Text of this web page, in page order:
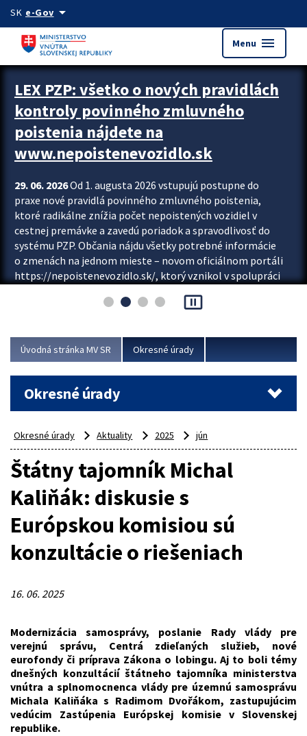
Preskocit na hlavný obsah
SK e-Govarrow_drop_down
Menu menu
Zastavit automatický posun upútavok
LEX PZP: všetko o nových pravidlách
kontroly povinného zmluvného
poistenia nájdete na
www.nepoistenevozidlo.sk
29. 06. 2026Od 1. augusta 2026 vstupujú postupne do
praxe nové pravidlá povinného zmluvného poistenia,
ktoré radikálne znížia počet nepoistených vozidiel v
cestnej premávke a zavedú poriadok a spravodlivosť do
systému PZP. Občania nájdu všetky potrebné informácie
o zmenách na jednom mieste – novom oficiálnom portáli
https://nepoistenevozidlo.sk/, ktorý vznikol v spolupráci
asociácie poisťovní (SLASPO) a Ministerstva vnútra SR.
Viac
pause_presentation
Úvodná stránka MV SR Okresné úrady
Okresné úrady
Okresné úrady Aktuality 2025 jún
Štátny tajomník Michal
Kaliňák: diskusie s
Európskou komisiou sú
konzultácie o riešeniach
16. 06. 2025
Modernizácia samosprávy, poslanie Rady vlády pre
verejnú správu, Centrá zdieľaných služieb, nové
eurofondy či príprava Zákona o lobingu. Aj to boli témy
dnešných konzultácií štátneho tajomníka ministerstva
vnútra a splnomocnenca vlády pre územnú samosprávu
Michala Kaliňáka s Radimom Dvořákom, zastupujúcim
vedúcim Zastúpenia Európskej komisie v Slovenskej
republike.